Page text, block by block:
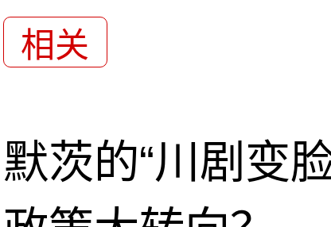
相关
默茨的“川剧变